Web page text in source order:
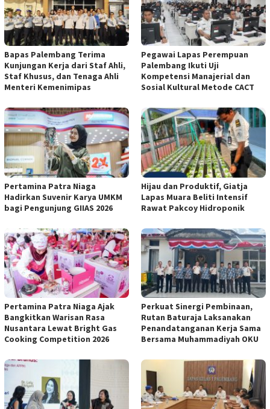
Bapas Palembang Terima
Kunjungan Kerja dari Staf Ahli,
Staf Khusus, dan Tenaga Ahli
Menteri Kemenimipas
Pegawai Lapas Perempuan
Palembang Ikuti Uji
Kompetensi Manajerial dan
Sosial Kultural Metode CACT
Pertamina Patra Niaga
Hadirkan Suvenir Karya UMKM
bagi Pengunjung GIIAS 2026
Hijau dan Produktif, Giatja
Lapas Muara Beliti Intensif
Rawat Pakcoy Hidroponik
Pertamina Patra Niaga Ajak
Bangkitkan Warisan Rasa
Nusantara Lewat Bright Gas
Cooking Competition 2026
Perkuat Sinergi Pembinaan,
Rutan Baturaja Laksanakan
Penandatanganan Kerja Sama
Bersama Muhammadiyah OKU